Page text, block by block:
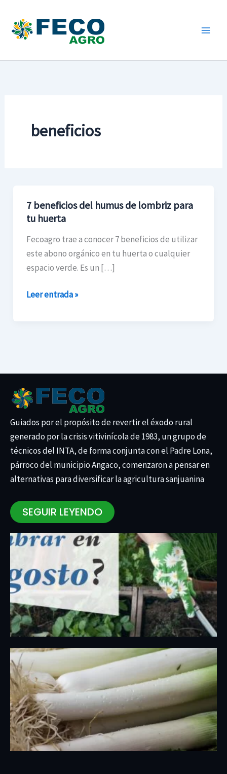
contenido
beneficios
7 beneficios del humus de lombriz para
tu huerta
Fecoagro trae a conocer 7 beneficios de utilizar
este abono orgánico en tu huerta o cualquier
espacio verde. Es un […]
7
beneficios
del
humus
lombriz
para
Leer entrada »
Guiados por el propósito de revertir el éxodo rural
generado por la crisis vitivinícola de 1983, un grupo de
técnicos del INTA, de forma conjunta con el Padre Lona,
párroco del municipio Angaco, comenzaron a pensar en
alternativas para diversificar la agricultura sanjuanina
SEGUIR LEYENDO